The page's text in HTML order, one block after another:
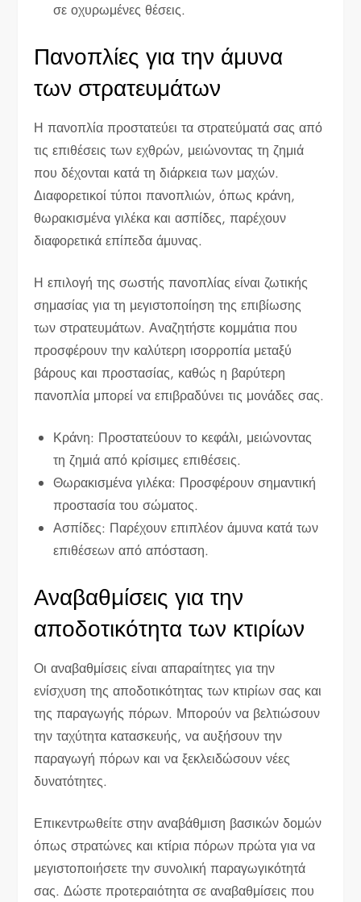
σε οχυρωμένες θέσεις.
Πανοπλίες για την άμυνα
των στρατευμάτων
Η πανοπλία προστατεύει τα στρατεύματά σας από
τις επιθέσεις των εχθρών, μειώνοντας τη ζημιά
που δέχονται κατά τη διάρκεια των μαχών.
Διαφορετικοί τύποι πανοπλιών, όπως κράνη,
θωρακισμένα γιλέκα και ασπίδες, παρέχουν
διαφορετικά επίπεδα άμυνας.
Η επιλογή της σωστής πανοπλίας είναι ζωτικής
σημασίας για τη μεγιστοποίηση της επιβίωσης
των στρατευμάτων. Αναζητήστε κομμάτια που
προσφέρουν την καλύτερη ισορροπία μεταξύ
βάρους και προστασίας, καθώς η βαρύτερη
πανοπλία μπορεί να επιβραδύνει τις μονάδες σας.
Κράνη: Προστατεύουν το κεφάλι, μειώνοντας
τη ζημιά από κρίσιμες επιθέσεις.
Θωρακισμένα γιλέκα: Προσφέρουν σημαντική
προστασία του σώματος.
Ασπίδες: Παρέχουν επιπλέον άμυνα κατά των
επιθέσεων από απόσταση.
Αναβαθμίσεις για την
αποδοτικότητα των κτιρίων
Οι αναβαθμίσεις είναι απαραίτητες για την
ενίσχυση της αποδοτικότητας των κτιρίων σας και
της παραγωγής πόρων. Μπορούν να βελτιώσουν
την ταχύτητα κατασκευής, να αυξήσουν την
παραγωγή πόρων και να ξεκλειδώσουν νέες
δυνατότητες.
Επικεντρωθείτε στην αναβάθμιση βασικών δομών
όπως στρατώνες και κτίρια πόρων πρώτα για να
μεγιστοποιήσετε την συνολική παραγωγικότητά
σας. Δώστε προτεραιότητα σε αναβαθμίσεις που